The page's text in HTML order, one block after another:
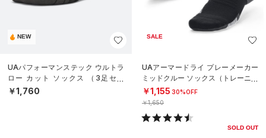
NEW
UAパフォーマンステック ウルトラ
ロー カット ソックス （3足セッ
ト）（トレーニング/UNISEX）
￥1,760
SALE
UAアーマードライ プレーメーカー
ミッドクルー ソックス（トレーニン
グ/UNISEX）
￥1,155 30%OFF
￥1,650
SOLD OUT